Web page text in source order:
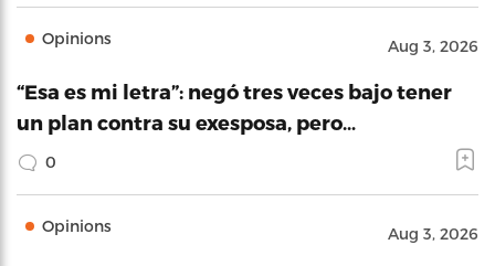
Opinions Aug 3, 2026
“Esa es mi letra”: negó tres veces bajo tener
un plan contra su exesposa, pero…
0
Opinions Aug 3, 2026